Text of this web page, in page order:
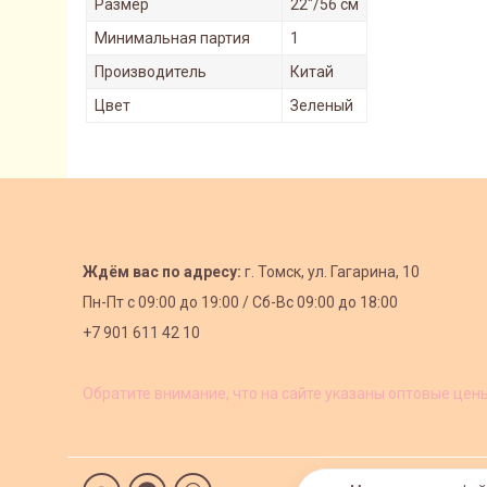
Размер
22"/56 см
Минимальная партия
1
Производитель
Китай
Цвет
Зеленый
Ждём вас по адресу: г. Томск, ул. Гагарина, 10
Пн-Пт с09:00 до 19:00 /Сб-Вс 09:00 до 18:00
+7 901 611 42 10
Обратите внимание, что на сайте указаны оптовые